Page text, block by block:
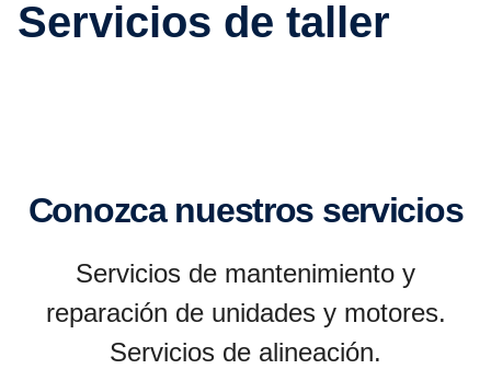
Servicios de taller
Conozca nuestros servicios
Servicios de mantenimiento y
reparación de unidades y motores.
Servicios de alineación.